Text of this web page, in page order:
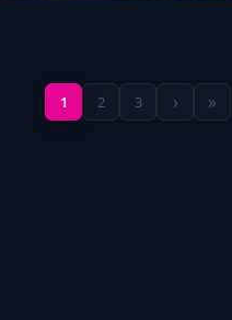
1 2 3 › »